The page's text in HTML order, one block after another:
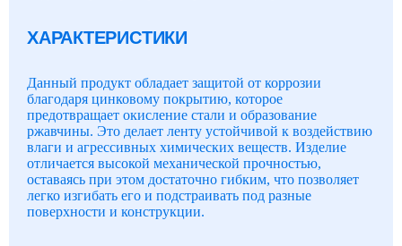
ХАРАКТЕРИСТИКИ
Данный продукт обладает защитой от коррозии
благодаря цинковому покрытию, которое
предотвращает окисление стали и образование
ржавчины. Это делает ленту устойчивой к воздействию
влаги и агрессивных химических веществ. Изделие
отличается высокой механической прочностью,
оставаясь при этом достаточно гибким, что позволяет
легко изгибать его и подстраивать под разные
поверхности и конструкции.